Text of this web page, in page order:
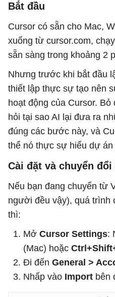
Bắt đầu
Cursor có sẵn cho Mac,
xuống từ cursor.com,
sẵn sàng trong khoảng 2
Nhưng trước khi bắt đầu
thiết lập thực sự tạo nên
hoạt động của Cursor.
hỏi tại sao AI lại đưa ra
đúng các bước này, và
thể nó thực sự hiểu dự án
Cài đặt và chuyển đổi
Nếu bạn đang chuyển từ
người đều vậy), quá trình
thì:
Mở Cursor Settings:
(Mac) hoặc
Đi đến General >
Nhấp vào Import bên